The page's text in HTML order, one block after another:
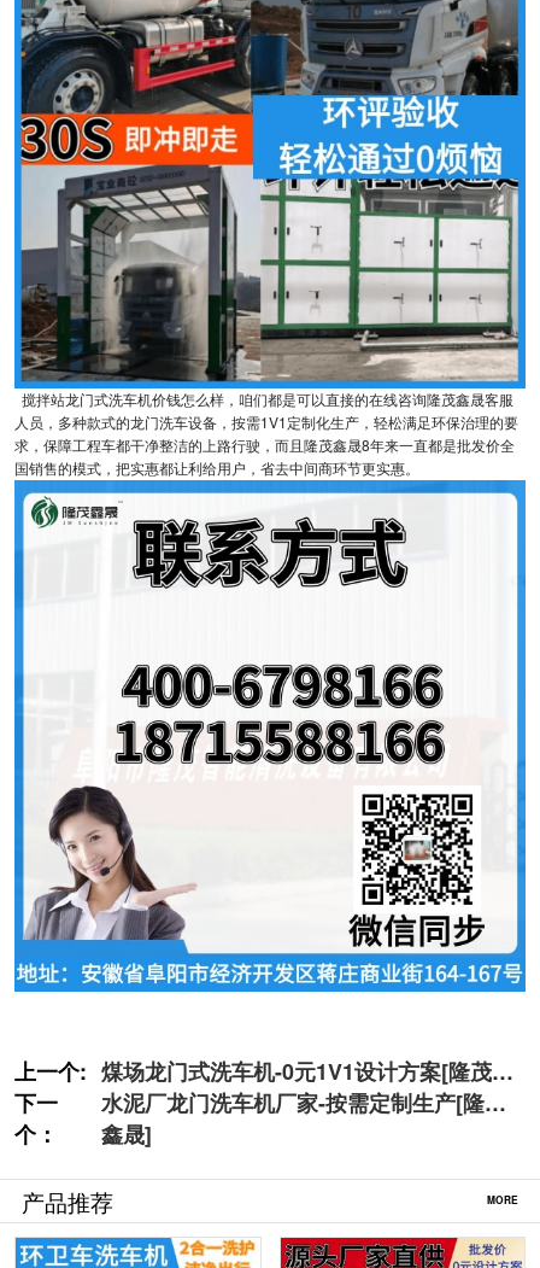
搅拌站龙门式洗车机价钱怎么样，咱们都是可以直接的在线咨询隆茂鑫晟客服
人员，多种款式的龙门洗车设备，按需1V1定制化生产，轻松满足环保治理的要
求，保障工程车都干净整洁的上路行驶，而且隆茂鑫晟8年来一直都是批发价全
国销售的模式，把实惠都让利给用户，省去中间商环节更实惠。
上一个: 煤场龙门式洗车机-0元1V1设计方案[隆茂鑫
晟]
下一
个：
水泥厂龙门洗车机厂家-按需定制生产[隆茂
鑫晟]
产品推荐 MORE